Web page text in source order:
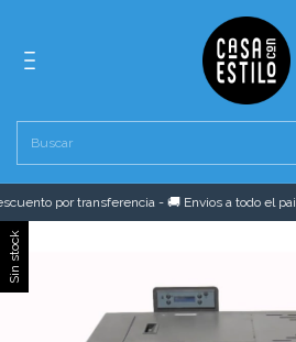
por transferencia - 🚚 Envios a todo el pais
Sin stock